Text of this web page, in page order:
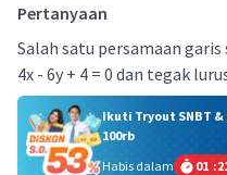
Pertanyaan
Salah satu persamaan
4x - 6y + 4 = 0 dan tegak
Ikuti Tryout SNBT
100rb
Habis dalam
01 :